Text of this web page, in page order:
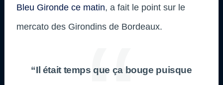
Bleu Gironde ce matin, a fait le point sur le
mercato des Girondins de Bordeaux.
“Il était temps que ça bouge puisque